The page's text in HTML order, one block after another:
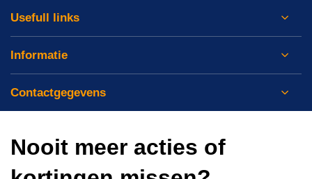
Usefull links
Informatie
Contactgegevens
Nooit meer acties of